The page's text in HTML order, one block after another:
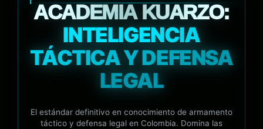
ACADEMIA KUARZO:
INTELIGENCIA
TÁCTICA Y DEFENSA
LEGAL
El estándar definitivo en conocimiento de armamento
táctico y defensa legal en Colombia. Domina las